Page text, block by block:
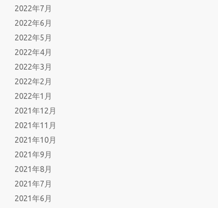
2022年7月
2022年6月
2022年5月
2022年4月
2022年3月
2022年2月
2022年1月
2021年12月
2021年11月
2021年10月
2021年9月
2021年8月
2021年7月
2021年6月